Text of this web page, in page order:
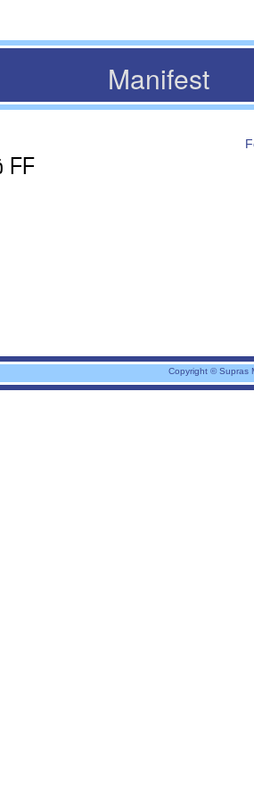
Manifest
FF
Copyright © Supras